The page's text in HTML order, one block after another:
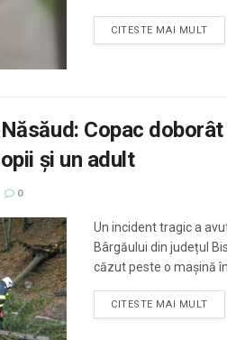
CITESTE MAI MULT
Copac
și un adult
0
Un incident tragic a
Bârgăului din județul
căzut peste o mașină
CITESTE MAI MULT